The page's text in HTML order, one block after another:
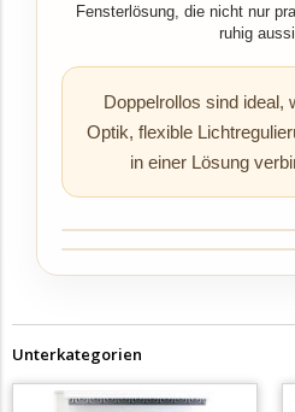
Fensterlösung, die nicht nur
ruhig
Doppelrollos sind ideal,
Optik, flexible
in einer Lösung
Unterkategorien